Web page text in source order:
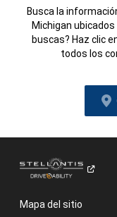
Busca la
Michigan
buscas? Haz clic
todos los
Mapa del sitio